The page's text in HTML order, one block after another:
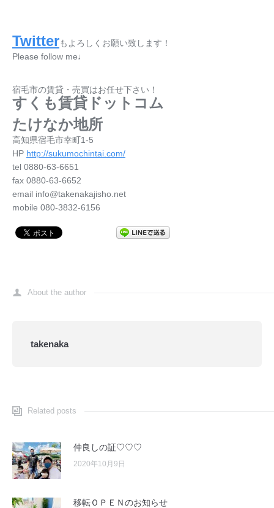
Twitterもよろしくお願い致します！
Please follow me♩
宿毛市の賃貸・売買はお任せ下さい！
すくも賃貸ドットコム
たけなか地所
高知県宿毛市幸町1-5
HP http://sukumochintai.com/
tel 0880-63-6651
fax 0880-63-6652
email info@takenakajisho.net
mobile 080-3832-6156
About the author
takenaka
Related posts
仲良しの証♡♡♡
2020年10月9日
移転ＯＰＥＮのお知らせ